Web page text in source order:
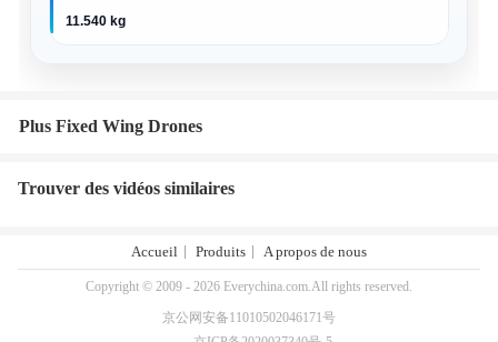
11.540 kg
Plus Fixed Wing Drones
Trouver des vidéos similaires
Accueil Produits A propos de nous
Copyright © 2009 - 2026 Everychina.com.All rights reserved.
京公网安备11010502046171号